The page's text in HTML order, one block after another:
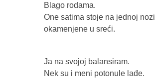
Blago rodama.
One satima stoje na jednoj nozi
okamenjene u sreći.
Ja na svojoj balansiram.
Nek su i meni potonule lađe.